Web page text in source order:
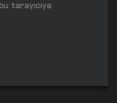
tarayıcıya